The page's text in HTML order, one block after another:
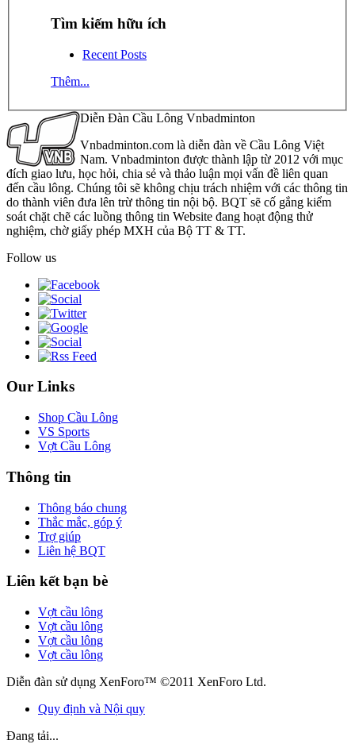
Tìm kiếm hữu ích
Recent Posts
Thêm...
Diễn Đàn Cầu Lông Vnbadminton
Vnbadminton.com là diễn đàn về Cầu Lông Việt
Nam. Vnbadminton được thành lập từ 2012 với mục
đích giao lưu, học hỏi, chia sẻ và thảo luận mọi vấn đề liên quan
đến cầu lông. Chúng tôi sẽ không chịu trách nhiệm với các thông tin
do thành viên đưa lên trừ thông tin nội bộ. BQT sẽ cố gắng kiểm
soát chặt chẽ các luồng thông tin Website đang hoạt động thử
nghiệm, chờ giấy phép MXH của Bộ TT & TT.
Follow us
Our Links
Shop Cầu Lông
VS Sports
Vợt Cầu Lông
Thông tin
Thông báo chung
Thắc mắc, góp ý
Trợ giúp
Liên hệ BQT
Liên kết bạn bè
Vợt cầu lông
Vợt cầu lông
Vợt cầu lông
Vợt cầu lông
Diễn đàn sử dụng XenForo™ ©2011 XenForo Ltd.
Quy định và Nội quy
Đang tải...